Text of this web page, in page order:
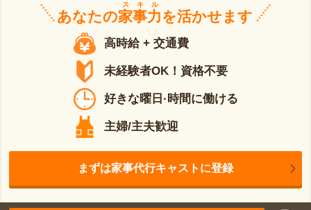
あなたの家事力
スキル
を活かせます
高時給 + 交通費
未経験者OK！資格不要
好きな曜日·時間に働ける
主婦/主夫歓迎
まずは家事代行キャストに登録